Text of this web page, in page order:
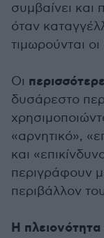
συμβαίνει και
όταν
τιμωρούνται
Οι
δυσάρεστο
«αρνητικό»,
και
περιγράφουν
περιβάλλον
Η